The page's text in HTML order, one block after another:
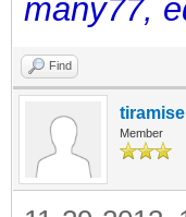
many77,
Find
Member